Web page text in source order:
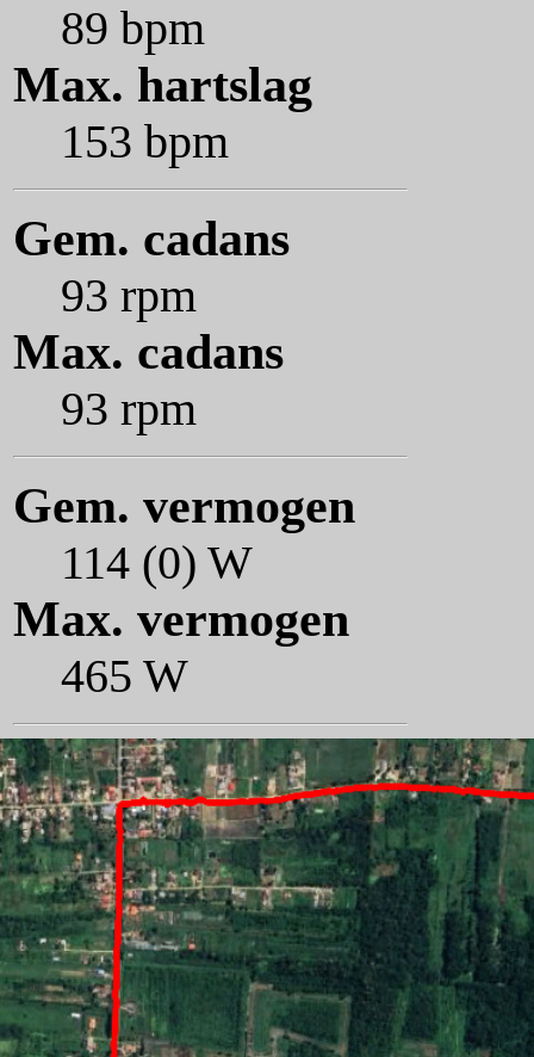
89 bpm
Max. hartslag
153 bpm
Gem. cadans
93 rpm
Max. cadans
93 rpm
Gem. vermogen
114 (0) W
Max. vermogen
465 W